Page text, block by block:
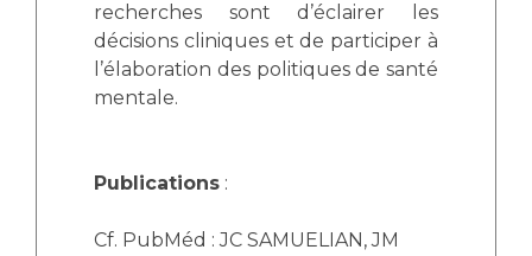
recherches sont d’éclairer les
décisions cliniques et de participer à
l’élaboration des politiques de santé
mentale.
Publications :
Cf. PubMéd : JC SAMUELIAN, JM